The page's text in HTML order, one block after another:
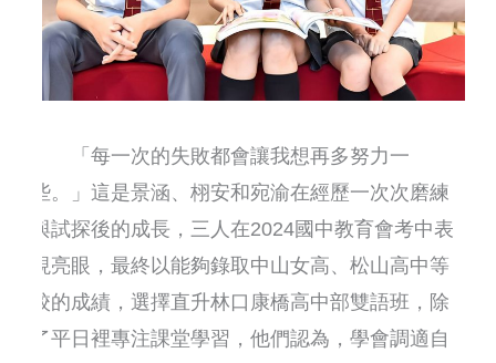
「每一次的失敗都會讓我想再多努力一
些。」這是景涵、栩安和宛渝在經歷一次次磨練
與試探後的成長，三人在2024國中教育會考中表
現亮眼，最終以能夠錄取中山女高、松山高中等
校的成績，選擇直升林口康橋高中部雙語班，除
了平日裡專注課堂學習，他們認為，學會調適自